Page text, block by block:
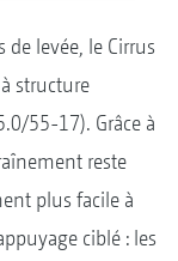
levée, le Cirrus
structure
55-17). Grâce à
reste
plus facile à
ciblé : les